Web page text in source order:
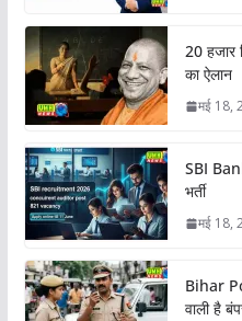
20 हजार
का ऐलान
मई 18,
SBI
भर्ती
मई 18,
Bihar
वाली है